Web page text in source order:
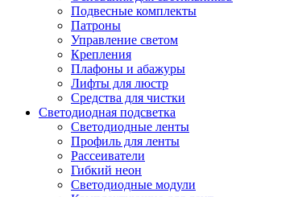
Подвесные комплекты
Патроны
Управление светом
Крепления
Плафоны и абажуры
Лифты для люстр
Средства для чистки
Светодиодная подсветка
Светодиодные ленты
Профиль для ленты
Рассеиватели
Гибкий неон
Светодиодные модули